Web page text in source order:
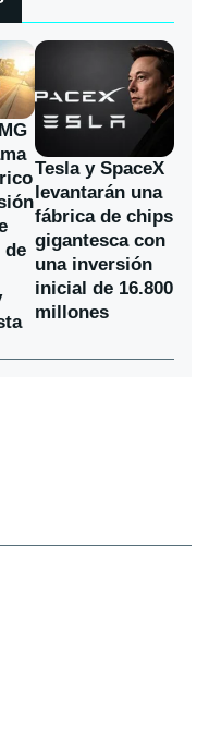
de
Tesla y SpaceX
levantarán una
fábrica de chips
gigantesca con
una inversión
inicial de 16.800
millones